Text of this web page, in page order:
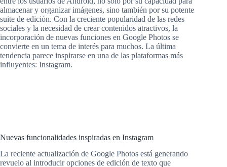
almacenar y organizar imágenes, sino también por su potente
suite de edición. Con la creciente popularidad de las redes
sociales y la necesidad de crear contenidos atractivos, la
incorporación de nuevas funciones en Google Photos se
convierte en un tema de interés para muchos. La última
tendencia parece inspirarse en una de las plataformas más
influyentes: Instagram.
Nuevas funcionalidades inspiradas en Instagram
La reciente actualización de Google Photos está generando
revuelo al introducir opciones de edición de texto que